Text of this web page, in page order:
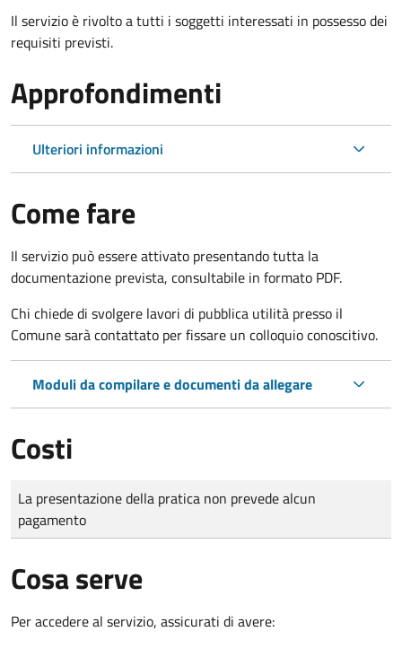
Il servizio è rivolto a tutti i soggetti interessati in possesso dei
requisiti previsti.
Approfondimenti
Ulteriori informazioni
Come fare
Il servizio può essere attivato presentando tutta la
documentazione prevista, consultabile in formato PDF.
Chi chiede di svolgere lavori di pubblica utilità presso il
Comune sarà contattato per fissare un colloquio conoscitivo.
Moduli da compilare e documenti da allegare
Costi
Tipo di pagamento
Importo
La presentazione della pratica non prevede alcun
pagamento
Cosa serve
Per accedere al servizio, assicurati di avere: